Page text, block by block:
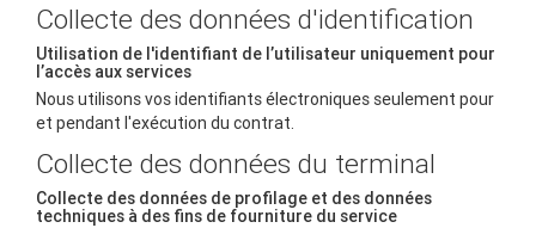
Collecte des données d'identification
Utilisation de l'identifiant de l’utilisateur uniquement pour
l’accès aux services
Nous utilisons vos identifiants électroniques seulement pour
et pendant l'exécution du contrat.
Collecte des données du terminal
Collecte des données de profilage et des données
techniques à des fins de fourniture du service